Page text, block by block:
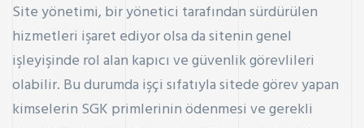
Site yönetimi, bir yönetici tarafından sürdürülen
hizmetleri işaret ediyor olsa da sitenin genel
işleyişinde rol alan kapıcı ve güvenlik görevlileri
olabilir. Bu durumda işçi sıfatıyla sitede görev yapan
kimselerin SGK primlerinin ödenmesi ve gerekli